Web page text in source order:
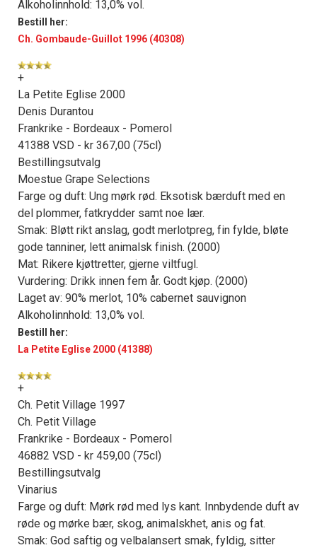
Alkoholinnhold: 13,0% vol.
Bestill her:
Ch. Gombaude-Guillot 1996 (40308)
+
La Petite Eglise 2000
Denis Durantou
Frankrike - Bordeaux - Pomerol
41388 VSD - kr 367,00 (75cl)
Bestillingsutvalg
Moestue Grape Selections
Farge og duft: Ung mørk rød. Eksotisk bærduft med en
del plommer, fatkrydder samt noe lær.
Smak: Bløtt rikt anslag, godt merlotpreg, fin fylde, bløte
gode tanniner, lett animalsk finish. (2000)
Mat: Rikere kjøttretter, gjerne viltfugl.
Vurdering: Drikk innen fem år. Godt kjøp. (2000)
Laget av: 90% merlot, 10% cabernet sauvignon
Alkoholinnhold: 13,0% vol.
Bestill her:
La Petite Eglise 2000 (41388)
+
Ch. Petit Village 1997
Ch. Petit Village
Frankrike - Bordeaux - Pomerol
46882 VSD - kr 459,00 (75cl)
Bestillingsutvalg
Vinarius
Farge og duft: Mørk rød med lys kant. Innbydende duft av
røde og mørke bær, skog, animalskhet, anis og fat.
Smak: God saftig og velbalansert smak, fyldig, sitter